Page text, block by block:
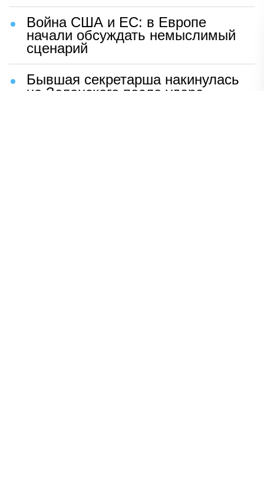
Война США и ЕС: в Европе
начали обсуждать немыслимый
сценарий
Бывшая секретарша накинулась
на Зеленского после удара